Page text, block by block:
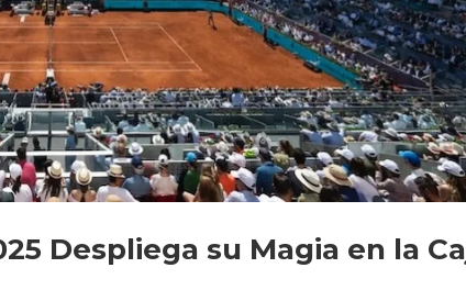
Despliega su Magia en la